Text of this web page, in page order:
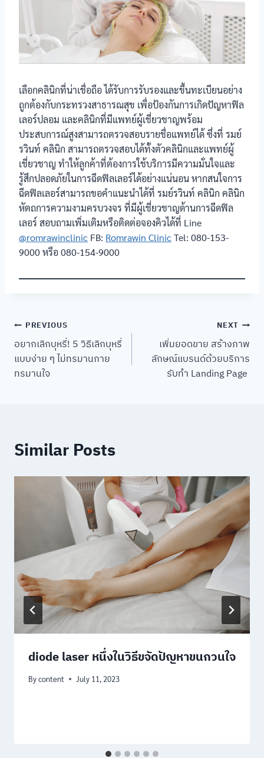
เลือกคลินิกที่น่าเชื่อถือ ได้รับการรับรองและขึ้นทะเบียนอย่าง
ถูกต้องกับกระทรวงสาธารณสุข เพื่อป้องกันการเกิดปัญหาฟิล
เลอร์ปลอม และคลินิกที่มีแพทย์ผู้เชี่ยวชาญพร้อม
ประสบการณ์สูงสามารถตรวจสอบรายชื่อแพทย์ได้ ซึ่งที่ รมย์
รวินท์ คลินิก สามารถตรวจสอบได้ทั้งตัวคลินิกและแพทย์ผู้
เชี่ยวชาญ ทำให้ลูกค้าที่ต้องการใช้บริการมีความมั่นใจและ
รู้สึกปลอดภัยในการฉีดฟิลเลอร์ได้อย่างแน่นอน หากสนใจการ
ฉีดฟิลเลอร์สามารถขอคำแนะนำได้ที่ รมย์รวินท์ คลินิก คลินิก
หัตถการความงามครบวงจร ที่มีผู้เชี่ยวชาญด้านการฉีดฟิล
เลอร์ สอบถามเพิ่มเติมหรือติดต่อจองคิวได้ที่ Line
@romrawinclinic FB: Romrawin Clinic Tel: 080-153-
9000 หรือ 080-154-9000
Post
navigation
PREVIOUS
อยากเลิกบุหรี่! 5 วิธีเลิกบุหรี่
แบบง่าย ๆ ไม่ทรมานกาย
ทรมานใจ
NEXT
เพิ่มยอดขาย สร้างภาพ
ลักษณ์แบรนด์ด้วยบริการ
รับทำ Landing Page
Similar Posts
diode laser หนึ่งในวิธีขจัดปัญหาขนกวนใจ
Bycontent July 11, 2023